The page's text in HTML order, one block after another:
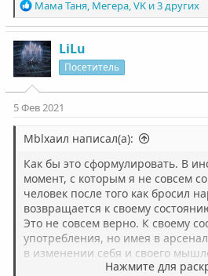
Р
е
а
к
ц
и
и
:
Мама Таня, Мегера,VKи 3 других
LiLu
Посетитель
5 Фев 2021
Мblxaил написал(а):
Как бы это сформулировать. В
момент, с которым я не совсем
человек после того как бросил
возвращается к своему
Это не совсем верно. К своему
употребления, но имея в
в изменении себя и своего
дальше применим чтобы
Нажмите для